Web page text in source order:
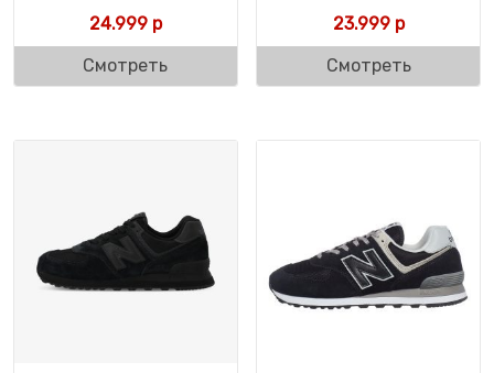
24.999р
Смотреть
23.999р
Смотреть